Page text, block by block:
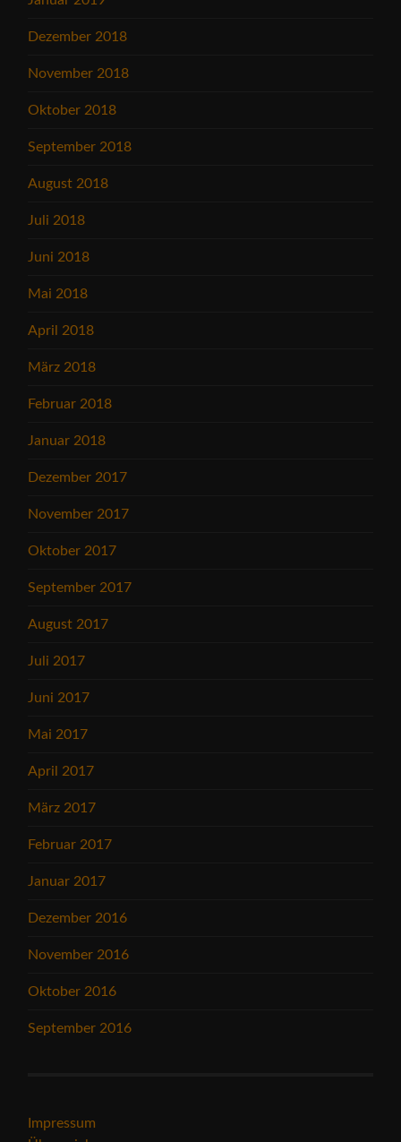
Dezember 2018
November 2018
Oktober 2018
September 2018
August 2018
Juli 2018
Juni 2018
Mai 2018
April 2018
März 2018
Februar 2018
Januar 2018
Dezember 2017
November 2017
Oktober 2017
September 2017
August 2017
Juli 2017
Juni 2017
Mai 2017
April 2017
März 2017
Februar 2017
Januar 2017
Dezember 2016
November 2016
Oktober 2016
September 2016
Impressum